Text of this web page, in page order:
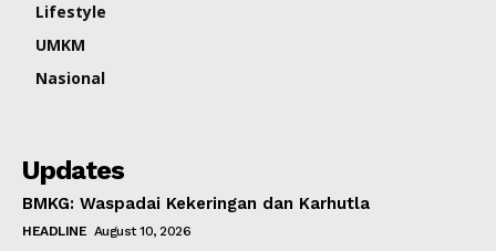
Lifestyle
UMKM
Nasional
Updates
BMKG: Waspadai Kekeringan dan Karhutla
HEADLINE August 10, 2026